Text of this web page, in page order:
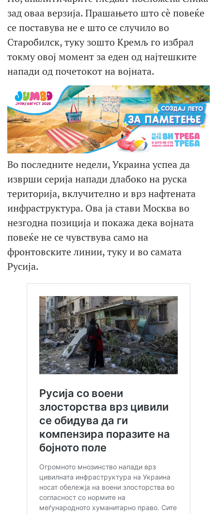
зад оваа верзија. Прашањето што сè повеќе
се поставува не е што се случило во
Старобилск, туку зошто Кремљ го избрал
токму овој момент за еден од најтешките
напади од почетокот на војната.
Во последните недели, Украина успеа да
изврши серија напади длабоко на руска
територија, вклучително и врз нафтената
инфраструктура. Ова ја стави Москва во
незгодна позиција и покажа дека војната
повеќе не се чувствува само на
фронтовските линии, туку и во самата
Русија.